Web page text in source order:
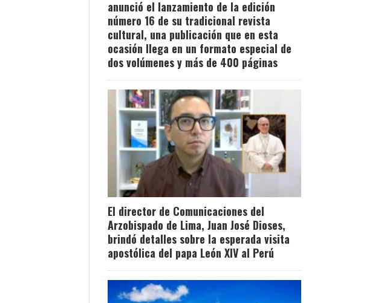
anunció el lanzamiento de la edición
número 16 de su tradicional revista
cultural, una publicación que en esta
ocasión llega en un formato especial de
dos volúmenes y más de 400 páginas
El director de Comunicaciones del
Arzobispado de Lima, Juan José Dioses,
brindó detalles sobre la esperada visita
apostólica del papa León XIV al Perú